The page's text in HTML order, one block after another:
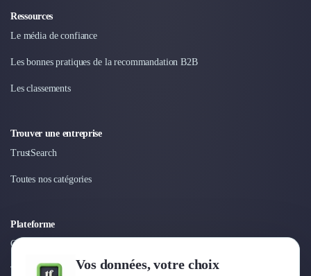
Vos données, votre choix
Ressources
Le média de confiance
Les bonnes pratiques de la recommandation B2B
Les classements
Trouver une entreprise
TrustSearch
Toutes nos catégories
Plateforme
Connexion
Tarifs